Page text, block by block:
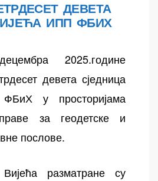
ДЕВЕТА
ИПП ФБИХ
2025.године
девета сједница
у просторијама
за геодетске и
послове.
разматране су